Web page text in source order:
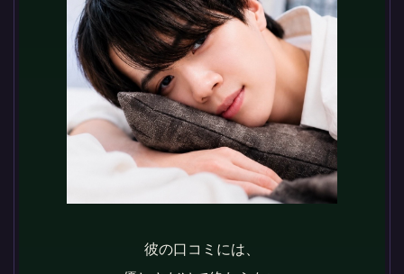
彼の口コミには、